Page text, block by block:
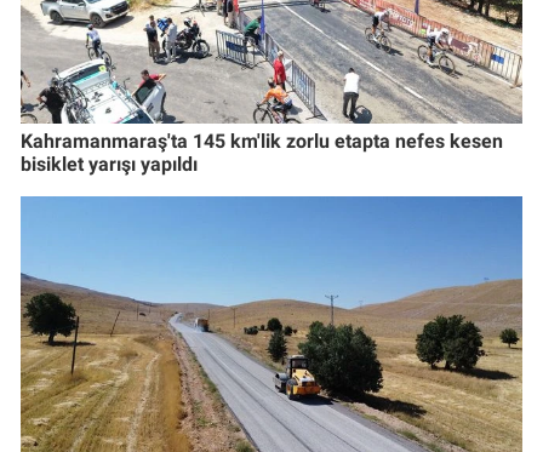
Kahramanmaraş'ta 145 km'lik zorlu etapta nefes kesen
bisiklet yarışı yapıldı